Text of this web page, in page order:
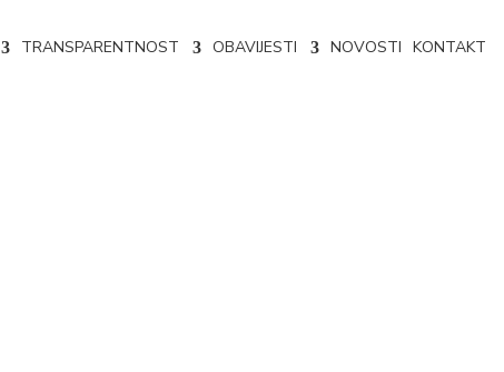
TRANSPARENTNOST OBAVIJESTI NOVOSTI KONTAKT